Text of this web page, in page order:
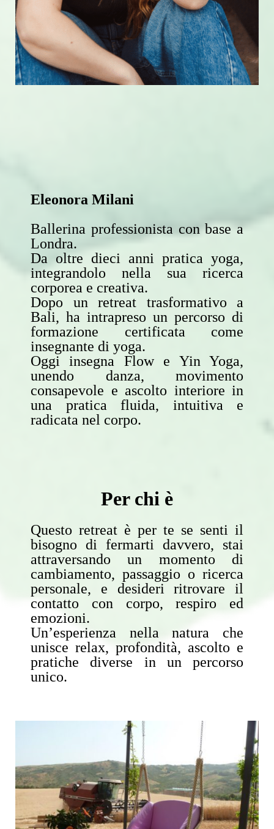
Eleonora Milani
Ballerina professionista con base a
Londra.
Da oltre dieci anni pratica yoga,
integrandolo nella sua ricerca
corporea e creativa.
Dopo un retreat trasformativo a
Bali, ha intrapreso un percorso di
formazione certificata come
insegnante di yoga.
Oggi insegna Flow e Yin Yoga,
unendo danza, movimento
consapevole e ascolto interiore in
una pratica fluida, intuitiva e
radicata nel corpo.
Per chi è
Questo retreat è per te se senti il
bisogno di fermarti davvero, stai
attraversando un momento di
cambiamento, passaggio o ricerca
personale, e desideri ritrovare il
contatto con corpo, respiro ed
emozioni.
Un’esperienza nella natura che
unisce relax, profondità, ascolto e
pratiche diverse in un percorso
unico.